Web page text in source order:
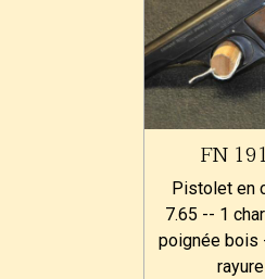
FN
Pistolet en
7.65 -- 1
poignée bois
rayure